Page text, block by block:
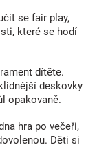
se fair play,
které se hodí
dítěte.
deskovky
opakovaně.
hra po večeři,
Děti si